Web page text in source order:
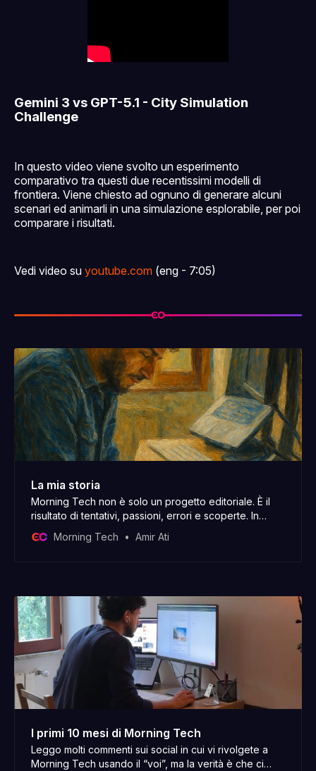
Gemini 3 vs GPT-5.1 - City Simulation
Challenge
In questo video viene svolto un esperimento
comparativo tra questi due recentissimi modelli di
frontiera. Viene chiesto ad ognuno di generare alcuni
scenari ed animarli in una simulazione esplorabile, per poi
comparare i risultati.
Vedi video su youtube.com (eng - 7:05)
La mia storia
Morning Tech non è solo un progetto editoriale. È il
risultato di tentativi, passioni, errori e scoperte. In
questa email ti porto un po’ dietro le quinte, tra le
righe della mia storia.
Morning Tech Amir Ati
I primi 10 mesi di Morning Tech
Leggo molti commenti sui social in cui vi rivolgete a
Morning Tech usando il “voi”, ma la verità è che ci